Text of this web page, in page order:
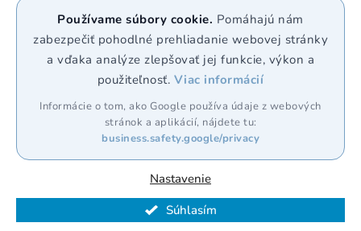
Používame súbory cookie. Pomáhajú nám
zabezpečiť pohodlné prehliadanie webovej stránky
a vďaka analýze zlepšovať jej funkcie, výkon a
použiteľnosť. Viac informácií
Informácie o tom, ako Google používa údaje z webových
stránok a aplikácií, nájdete tu:
business.safety.google/privacy
Nastavenie
Súhlasím
WhatsApp
Sledujte nás
Vytvoril Shoptet Premium